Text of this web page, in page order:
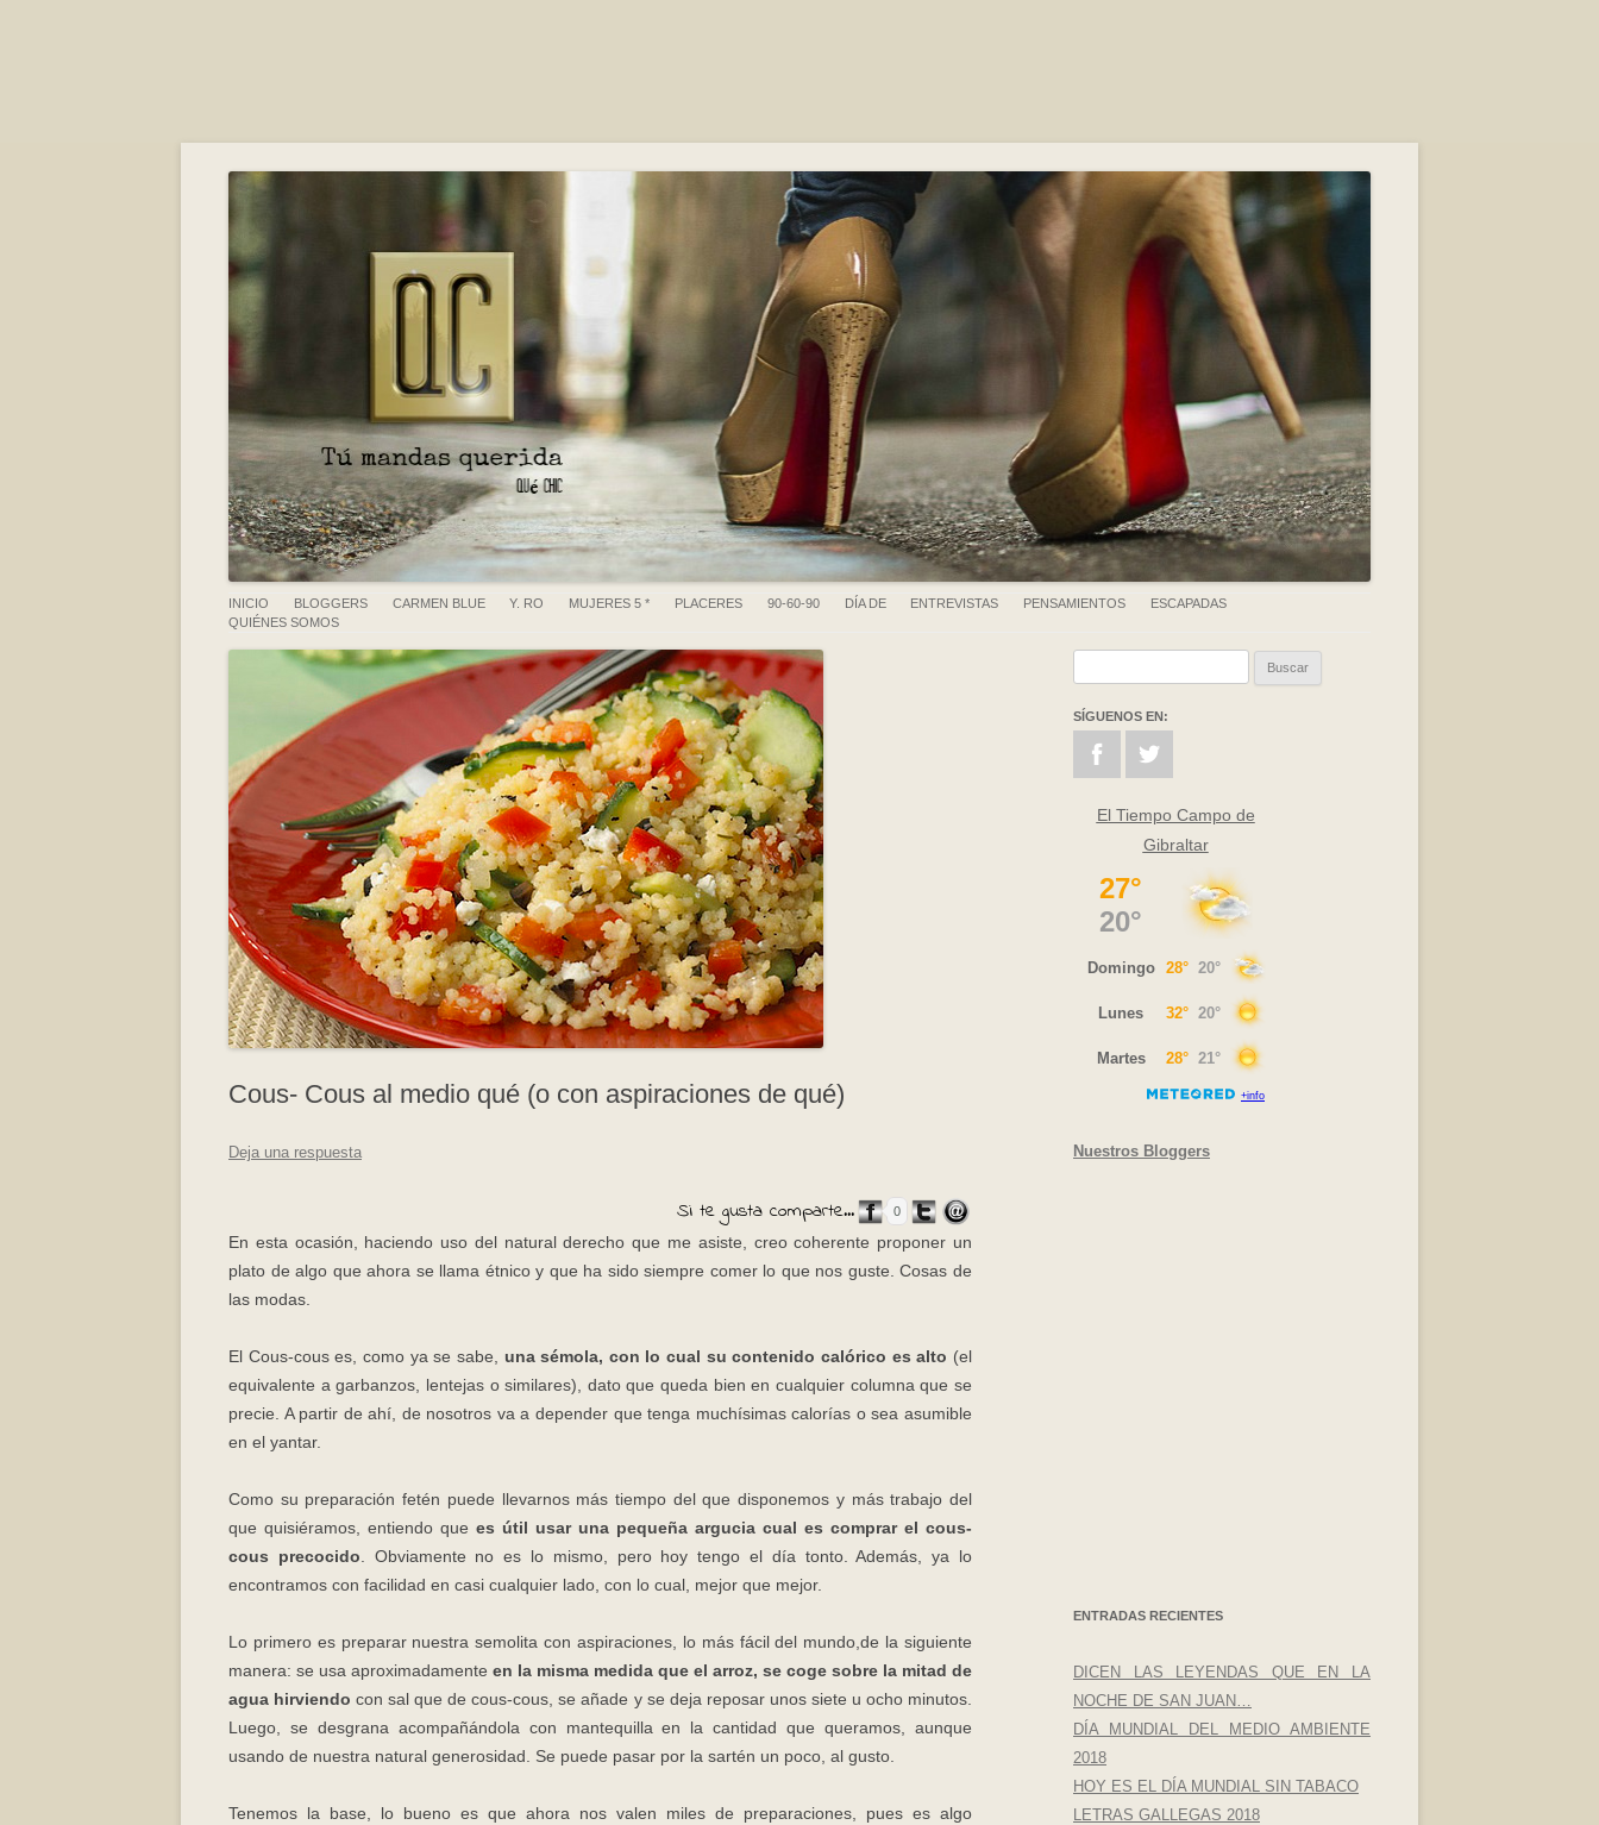
Ir al contenido
INICIO BLOGGERS CARMEN BLUE Y. RO MUJERES 5 * PLACERES 90-60-90 DÍA DE ENTREVISTAS PENSAMIENTOS
ESCAPADAS
QUIÉNES SOMOS
Cous- Cous al medio qué (o con aspiraciones de qué)
Deja una respuesta
Si te gusta comparte... 0
En esta ocasión, haciendo uso del natural derecho que me asiste, creo coherente proponer un
plato de algo que ahora se llama étnico y que ha sido siempre comer lo que nos guste. Cosas de
las modas.
El Cous-cous es, como ya se sabe, una sémola, con lo cual su contenido calórico es alto (el
equivalente a garbanzos, lentejas o similares), dato que queda bien en cualquier columna que se
precie. A partir de ahí, de nosotros va a depender que tenga muchísimas calorías o sea asumible
en el yantar.
Como su preparación fetén puede llevarnos más tiempo del que disponemos y más trabajo del
que quisiéramos, entiendo que es útil usar una pequeña argucia cual es comprar el cous-
cous precocido. Obviamente no es lo mismo, pero hoy tengo el día tonto. Además, ya lo
encontramos con facilidad en casi cualquier lado, con lo cual, mejor que mejor.
Lo primero es preparar nuestra semolita con aspiraciones, lo más fácil del mundo,de la siguiente
manera: se usa aproximadamente en la misma medida que el arroz, se coge sobre la mitad de
agua hirviendo con sal que de cous-cous, se añade y se deja reposar unos siete u ocho minutos.
Luego, se desgrana acompañándola con mantequilla en la cantidad que queramos, aunque
usando de nuestra natural generosidad. Se puede pasar por la sartén un poco, al gusto.
Tenemos la base, lo bueno es que ahora nos valen miles de preparaciones, pues es algo
SÍGUENOS EN:
El Tiempo Campo de
Gibraltar
Nuestros Bloggers
ENTRADAS RECIENTES
DICEN LAS LEYENDAS QUE EN LA
NOCHE DE SAN JUAN…
DÍA MUNDIAL DEL MEDIO AMBIENTE
2018
HOY ES EL DÍA MUNDIAL SIN TABACO
LETRAS GALLEGAS 2018